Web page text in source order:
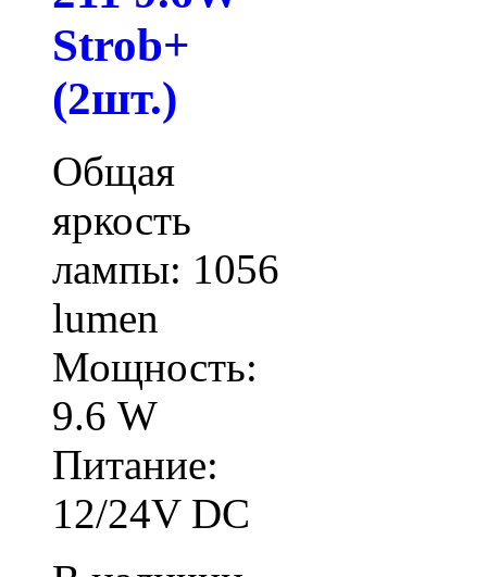
Strob+
(2шт.)
Общая
яркость
лампы: 1056
lumen
Мощность:
9.6 W
Питание:
12/24V DC